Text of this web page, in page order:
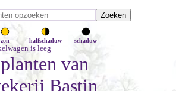
zon halfschaduw schaduw
is leeg
van
Bastin